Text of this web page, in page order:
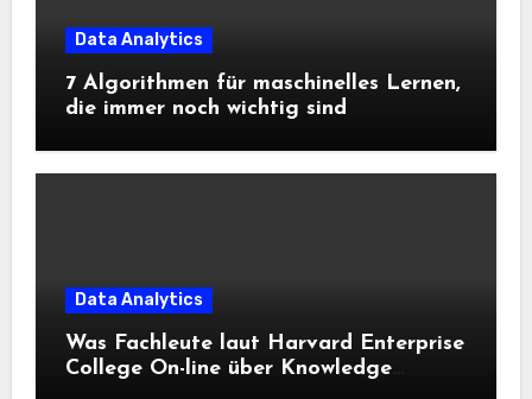
Data Analytics
7 Algorithmen für maschinelles Lernen,
die immer noch wichtig sind
Data Analytics
Was Fachleute laut Harvard Enterprise
College On-line über Knowledge